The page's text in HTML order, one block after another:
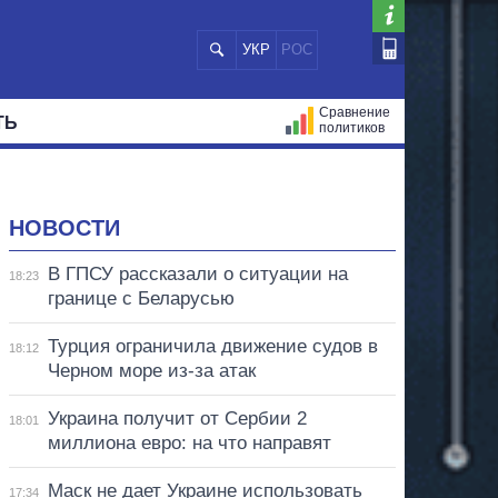
УКР РОС
Сравнение
политиков
НОВОСТИ
18:23
В ГПСУ рассказали о ситуации на
границе с Беларусью
18:12
Турция ограничила движение судов в
Черном море из-за атак
18:01
Украина получит от Сербии 2
миллиона евро: на что направят
17:34
Маск не дает Украине использовать